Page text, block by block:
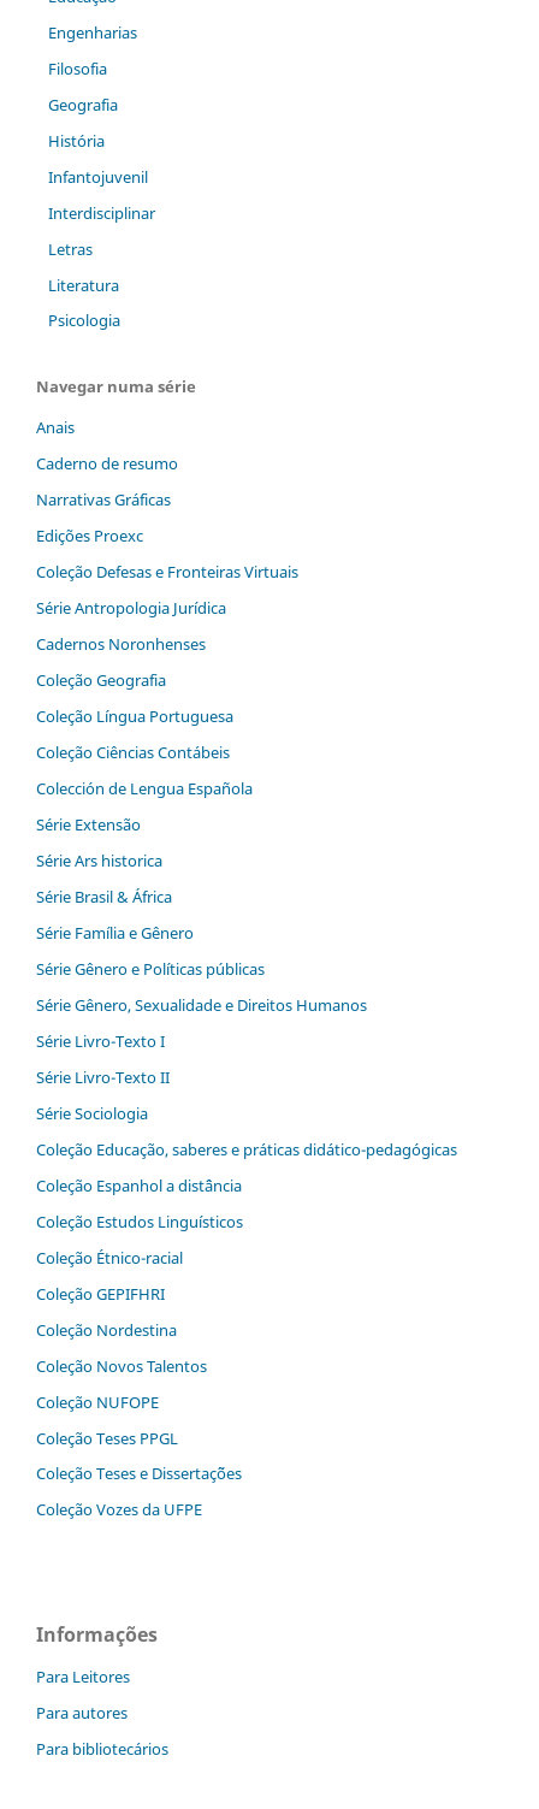
Engenharias
Filosofia
Geografia
História
Infantojuvenil
Interdisciplinar
Letras
Literatura
Psicologia
Navegar numa série
Anais
Caderno de resumo
Narrativas Gráficas
Edições Proexc
Coleção Defesas e Fronteiras Virtuais
Série Antropologia Jurídica
Cadernos Noronhenses
Coleção Geografia
Coleção Língua Portuguesa
Coleção Ciências Contábeis
Colección de Lengua Española
Série Extensão
Série Ars historica
Série Brasil & África
Série Família e Gênero
Série Gênero e Políticas públicas
Série Gênero, Sexualidade e Direitos Humanos
Série Livro-Texto I
Série Livro-Texto II
Série Sociologia
Coleção Educação, saberes e práticas didático-pedagógicas
Coleção Espanhol a distˆância
Coleção Estudos Linguísticos
Coleção Étnico-racial
Coleção GEPIFHRI
Coleção Nordestina
Coleção Novos Talentos
Coleção NUFOPE
Coleção Teses PPGL
Coleção Teses e Dissertaç˜ões
Coleção Vozes da UFPE
Informações
Para Leitores
Para autores
Para bibliotecários